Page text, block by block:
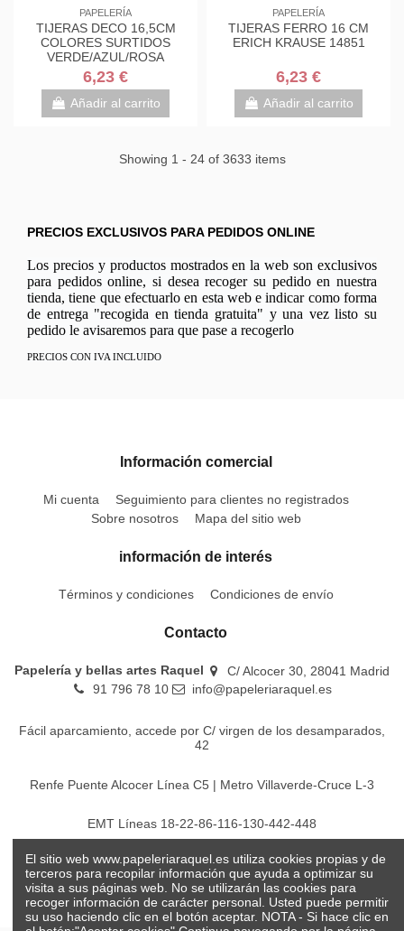
PAPELERÍA
TIJERAS DECO 16,5CM
COLORES SURTIDOS
VERDE/AZUL/ROSA
1561DS-M SCOTH
7000034004
6,23 €
Añadir al carrito
PAPELERÍA
TIJERAS FERRO 16 CM
ERICH KRAUSE 14851
6,23 €
Añadir al carrito
Showing 1 - 24 of 3633 items
PRECIOS EXCLUSIVOS PARA PEDIDOS ONLINE
Los precios y productos mostrados en la web son exclusivos
para pedidos online, si desea recoger su pedido en nuestra
tienda, tiene que efectuarlo en esta web e indicar como forma
de entrega "recogida en tienda gratuita" y una vez listo su
pedido le avisaremos para que pase a recogerlo
PRECIOS CON IVA INCLUIDO
Información comercial
Mi cuenta
Seguimiento para clientes no registrados
Sobre nosotros
Mapa del sitio web
información de interés
Términos y condiciones Condiciones de envío
Contacto
Papelería y bellas artes Raquel
C/ Alcocer 30, 28041 Madrid
91 796 78 10
info@papeleriaraquel.es
Fácil aparcamiento, accede por C/ virgen de los desamparados,
42
Renfe Puente Alcocer Línea C5 | Metro Villaverde-Cruce L-3
EMT Líneas 18-22-86-116-130-442-448
Todos los precios son indicados con impuestos incluidos
El sitio web www.papeleriaraquel.es utiliza cookies propias y de
terceros para recopilar información que ayuda a optimizar su
visita a sus páginas web. No se utilizarán las cookies para
recoger información de carácter personal. Usted puede permitir
su uso haciendo clic en el botón aceptar. NOTA - Si hace clic en